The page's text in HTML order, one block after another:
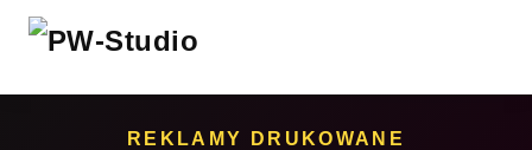
REKLAMY DRUKOWANE